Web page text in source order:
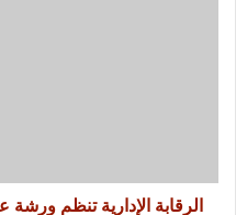
الرقابة الإدارية تنظم